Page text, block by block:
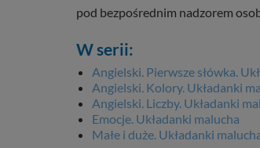
pod bezpośrednim nadzorem
W serii:
Angielski. Pierwsze słówka.
Angielski. Kolory. Układanki
Angielski. Liczby. Układanki
Emocje. Układanki malucha
Małe i duże. Układanki